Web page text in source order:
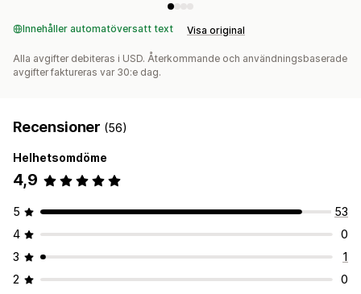
Innehåller automatöversatt text Visa original
Alla avgifter debiteras i USD. Återkommande och användningsbaserade
avgifter faktureras var 30:e dag.
Recensioner (56)
Helhetsomdöme
4,9
5
53
4
0
3
1
2
0